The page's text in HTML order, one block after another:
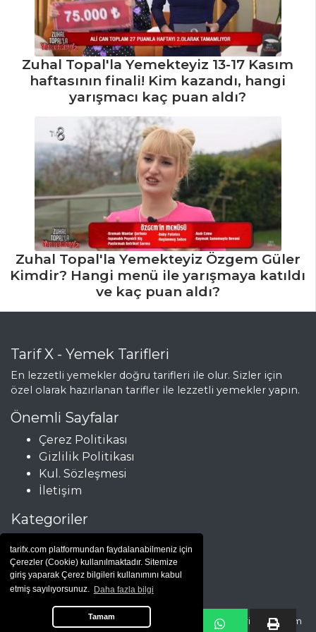
tarifx.com platformundan faydalanabilmeniz için
Çerezler (Cookie) kullanılmaktadır. Sitemize
giriş yaparak Çerez bilgileri kullanımını kabul
etmiş sayılıyorsunuz. Daha fazla bilgi
Tamam
Zuhal Topal'la Yemekteyiz 13-17 Kasım
haftasının finali! Kim kazandı, hangi
yarışmacı kaç puan aldı?
Zuhal Topal'la Yemekteyiz Özgem Güler
Kimdir? Hangi menü ile yarışmaya katıldı
ve kaç puan aldı?
Tarif X - Yemek Tarifleri
En lezzetli yemekler doğru tarifleri ile olur. Sizler için
özel olarak hazırlanan tarifler ile lezzetli yemekler yapın.
Önemli Sayfalar
Çerez Politikası
Gizlilik Politikası
Kul. Sözleşmesi
İletişim
Kategoriler
Et Yemekleri
Hamur İşleri
Salatalar
Copyright © Yemek Tarifleri | | 2025 - tarifx.com tüm